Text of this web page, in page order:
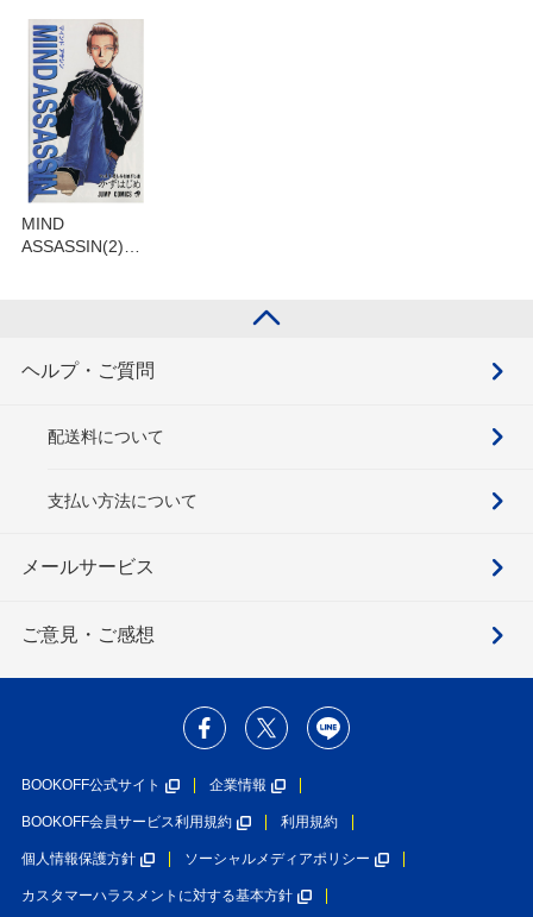
MIND
ASSASSIN(2)闇
ヘルプ・ご質問
配送料について
支払い方法について
メールサービス
ご意見・ご感想
BOOKOFF公式サイト 企業情報
BOOKOFF会員サービス利用規約 利用規約
個人情報保護方針 ソーシャルメディアポリシー
カスタマーハラスメントに対する基本方針